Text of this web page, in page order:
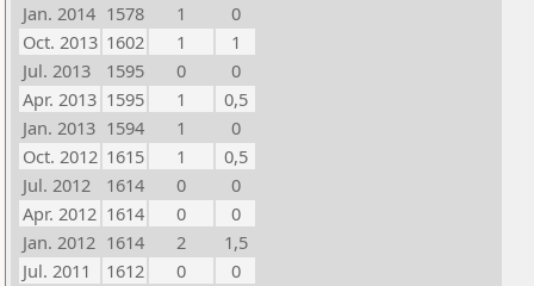
Jan. 2014 1578 1
0
Oct. 2013 1602 1
1
Jul. 2013
1595 0
0
Apr. 2013 1595 1
0,5
Jan. 2013 1594 1
0
Oct. 2012 1615 1
0,5
Jul. 2012
1614 0
0
Apr. 2012 1614 0
0
Jan. 2012 1614 2
1,5
Jul. 2011
1612 0
0